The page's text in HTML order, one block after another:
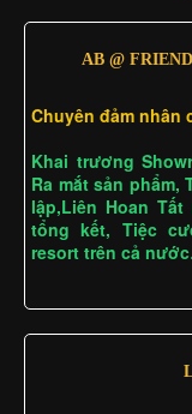
AB @
Chuyên đảm nhân
Khai trương
Ra mắt sản
lập,Liên Hoan
tổng kết, Tiệc
resort trên cả